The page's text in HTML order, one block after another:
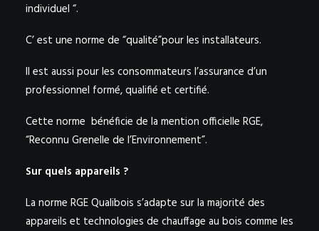
individuel “.
C’ est une norme de “qualité”pour les installateurs.
Il est aussi pour les consommateurs l’assurance d’un
professionnel formé, qualifié et certifié.
Cette norme bénéficie de la mention officielle RGE,
“Reconnu Grenelle de l’Environnement”.
Sur quels appareils ?
La norme RGE Qualibois s’adapte sur la majorité des
appareils et technologies de chauffage au bois comme les